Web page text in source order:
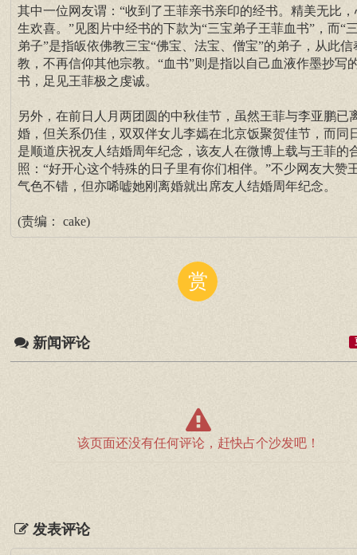
其中一位网友谓：“收到了王菲亲书亲印的经书。精美无比，
生欢喜。”见图片中经书的下款为“三宝弟子王菲血书”，而“
弟子”是指皈依佛教三宝“佛宝、法宝、僧宝”的弟子，从此信
教，不再信仰其他宗教。“血书”则是指以自己血液作墨抄写
书，足见王菲极之虔诚。
另外，在前日人月两团圆的中秋佳节，虽然王菲与李亚鹏已
婚，但关系仍佳，双双伴女儿李嫣在北京饭聚贺佳节，而同
是顺道庆祝友人结婚周年纪念，该友人在微博上载与王菲的
照：“好开心这个特殊的日子里有你们相伴。”不少网友大赞
气色不错，但亦唏嘘她刚离婚就出席友人结婚周年纪念。
(责编： cake)
赏
新闻评论
该页面还没有任何评论，赶快占个沙发吧！
发表评论